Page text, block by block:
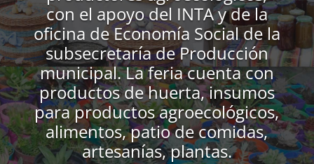
con el apoyo del INTA y de la
oficina de Economía Social de la
subsecretaría de Producción
municipal. La feria cuenta con
productos de huerta, insumos
para productos agroecológicos,
alimentos, patio de comidas,
artesanías, plantas.